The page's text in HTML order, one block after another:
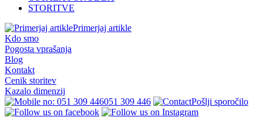
STORITVE
Primerjaj artikle
Kdo smo
Pogosta vprašanja
Blog
Kontakt
Cenik storitev
Kazalo dimenzij
051 309 446
Pošlji sporočilo